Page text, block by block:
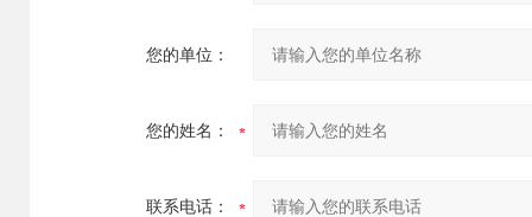
您的单位：
您的姓名：
联系电话：